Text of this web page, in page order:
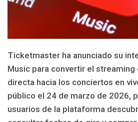
Ticketmaster ha anunciado su
Music para convertir el streaming
directa hacia los conciertos en
público el 24 de marzo de 2026,
usuarios de la plataforma